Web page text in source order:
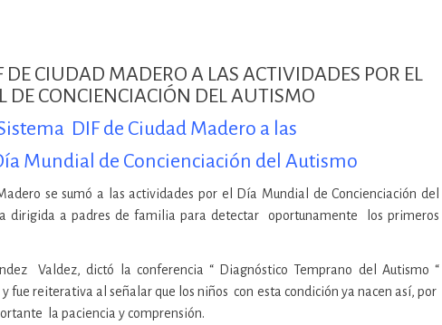
DIF de Ciudad Madero a las
Mundial de Concienciación del Autismo
se sumó a las actividades por el Día Mundial de Concienciación del
dirigida a padres de familia para detectar oportunamente los primeros
Valdez, dictó la conferencia “ Diagnóstico Temprano del Autismo “
reiterativa al señalar que los niños con esta condición ya nacen así, por
la paciencia y comprensión.